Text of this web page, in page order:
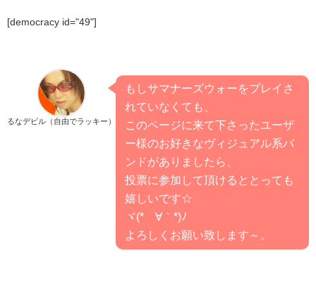
[democracy id="49"]
るなデビル（自由でラッキー）
もしサマナーズウォーをプレイさ
れていなくても、
このページに来て下さったユーザ
ー様のお好きなヴィジュアル系バ
ンドがありましたら、
投票に参加して頂けるととっても
嬉しいです☆
ヾ(*´∀｀*)ﾉ
よろしくお願い致します～。